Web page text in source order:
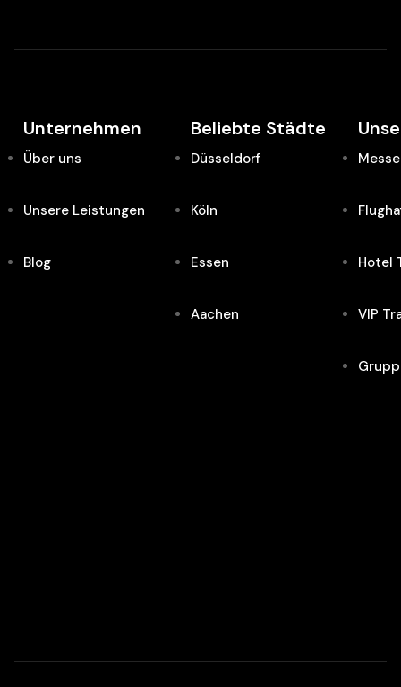
Unternehmen
Über uns
Unsere Leistungen
Blog
Beliebte Städte
Düsseldorf
Köln
Essen
Aachen
Hotel
VIP